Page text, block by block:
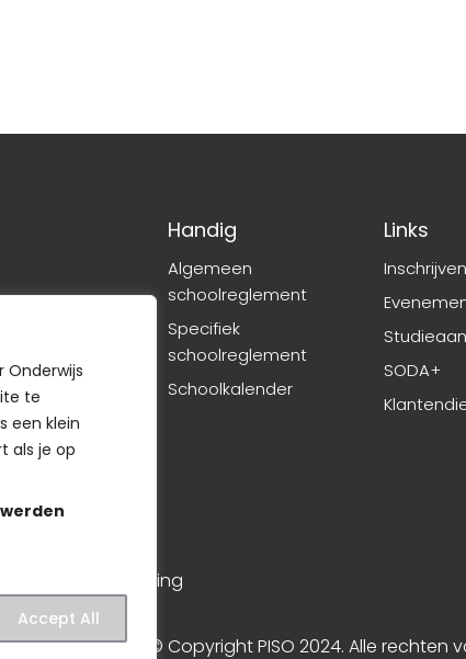
Onderwijs
te
een klein
als je op
Accept All
uniek in de
sancties om
Handig
Algemeen
schoolreglement
Specifiek
schoolreglement
Schoolkalender
Links
Inschrijven
SODA+
Privacyverklaring
© Copyright PISO 2024. Alle rechten